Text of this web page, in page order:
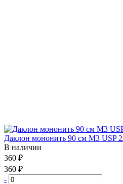
Даклон мононить 90 см М3 USP
В наличии
360 ₽
360 ₽
-